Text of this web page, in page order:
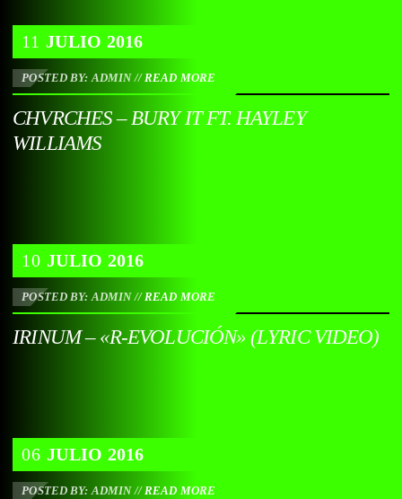
11JULIO 2016
POSTED BY: ADMIN//READ MORE
CHVRCHES – BURY IT FT. HAYLEY
WILLIAMS
10JULIO 2016
POSTED BY: ADMIN//READ MORE
IRINUM – «R-EVOLUCIÓN» (LYRIC VIDEO)
06JULIO 2016
POSTED BY: ADMIN//READ MORE